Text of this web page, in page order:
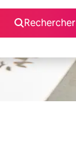
Rechercher